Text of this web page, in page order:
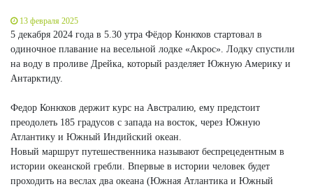
13 февраля 2025
5 декабря 2024 года в 5.30 утра Фёдор Конюхов стартовал в
одиночное плавание на весельной лодке «Акрос». Лодку спустили
на воду в проливе Дрейка, который разделяет Южную Америку и
Антарктиду.
Федор Конюхов держит курс на Австралию, ему предстоит
преодолеть 185 градусов с запада на восток, через Южную
Атлантику и Южный Индийский океан.
Новый маршрут путешественника называют беспрецедентным в
истории океанской гребли. Впервые в истории человек будет
проходить на веслах два океана (Южная Атлантика и Южный